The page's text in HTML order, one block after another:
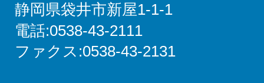
静岡県袋井市新屋1-1-1
電話:0538-43-2111
ファクス:0538-43-2131